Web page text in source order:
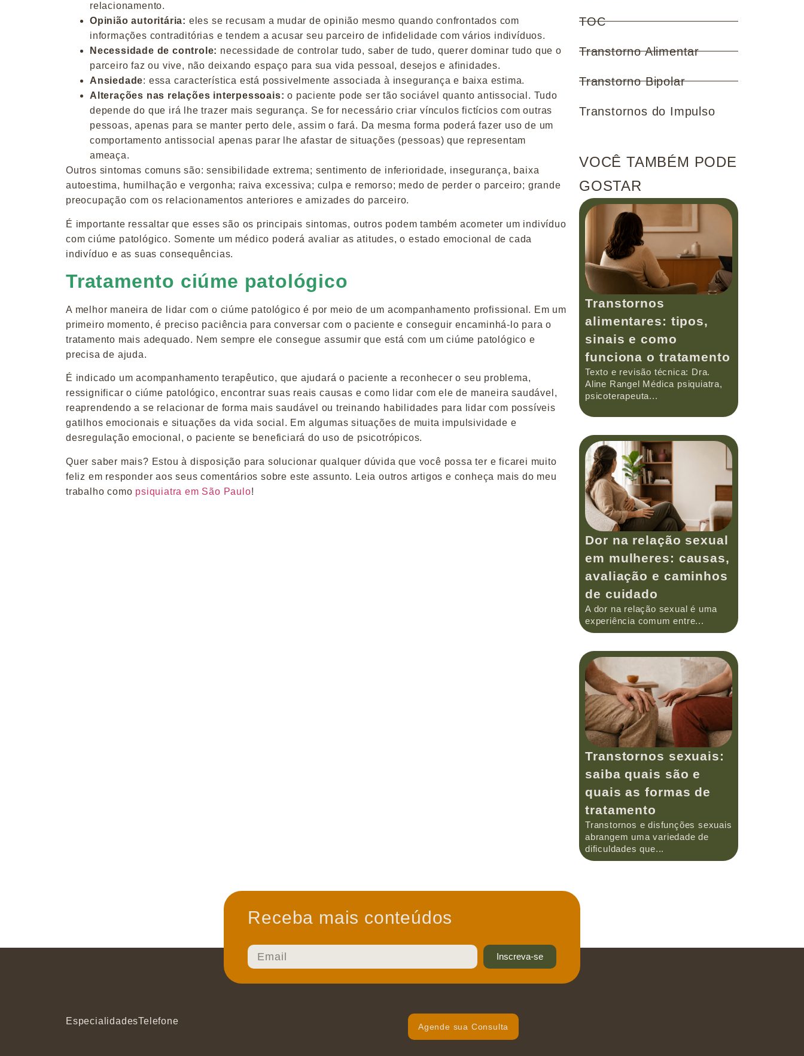
relacionamento.
Opinião autoritária: eles se recusam a mudar de opinião mesmo quando confrontados com
informações contraditórias e tendem a acusar seu parceiro de infidelidade com vários indivíduos.
Necessidade de controle: necessidade de controlar tudo, saber de tudo, querer dominar tudo que o
parceiro faz ou vive, não deixando espaço para sua vida pessoal, desejos e afinidades.
Ansiedade: essa característica está possivelmente associada à insegurança e baixa estima.
Alterações nas relações interpessoais: o paciente pode ser tão sociável quanto antissocial. Tudo
depende do que irá lhe trazer mais segurança. Se for necessário criar vínculos fictícios com outras
pessoas, apenas para se manter perto dele, assim o fará. Da mesma forma poderá fazer uso de um
comportamento antissocial apenas parar lhe afastar de situações (pessoas) que representam
ameaça.
Outros sintomas comuns são: sensibilidade extrema; sentimento de inferioridade, insegurança, baixa
autoestima, humilhação e vergonha; raiva excessiva; culpa e remorso; medo de perder o parceiro; grande
preocupação com os relacionamentos anteriores e amizades do parceiro.
É importante ressaltar que esses são os principais sintomas, outros podem também acometer um indivíduo
com ciúme patológico. Somente um médico poderá avaliar as atitudes, o estado emocional de cada
indivíduo e as suas consequências.
Tratamento ciúme patológico
A melhor maneira de lidar com o ciúme patológico é por meio de um acompanhamento profissional. Em um
primeiro momento, é preciso paciência para conversar com o paciente e conseguir encaminhá-lo para o
tratamento mais adequado. Nem sempre ele consegue assumir que está com um ciúme patológico e
precisa de ajuda.
É indicado um acompanhamento terapêutico, que ajudará o paciente a reconhecer o seu problema,
ressignificar o ciúme patológico, encontrar suas reais causas e como lidar com ele de maneira saudável,
reaprendendo a se relacionar de forma mais saudável ou treinando habilidades para lidar com possíveis
gatilhos emocionais e situações da vida social. Em algumas situações de muita impulsividade e
desregulação emocional, o paciente se beneficiará do uso de psicotrópicos.
Quer saber mais? Estou à disposição para solucionar qualquer dúvida que você possa ter e ficarei muito
feliz em responder aos seus comentários sobre este assunto. Leia outros artigos e conheça mais do meu
trabalho como psiquiatra em São Paulo!
TOC
Transtorno Alimentar
Transtorno Bipolar
Transtornos do Impulso
VOCÊ TAMBÉM PODE
GOSTAR
Transtornos
alimentares: tipos,
sinais e como
funciona o tratamento
Texto e revisão técnica: Dra.
Aline Rangel Médica psiquiatra,
psicoterapeuta...
Dor na relação sexual
em mulheres: causas,
avaliação e caminhos
de cuidado
A dor na relação sexual é uma
experiência comum entre...
Transtornos sexuais:
saiba quais são e
quais as formas de
tratamento
Transtornos e disfunções sexuais
abrangem uma variedade de
dificuldades que...
Receba mais conteúdos
Inscreva-se
EspecialidadesTelefone
Agende sua Consulta